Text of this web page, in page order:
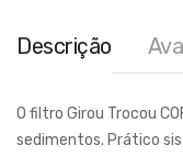
Descrição
O filtro Girou Trocou
sedimentos. Prático